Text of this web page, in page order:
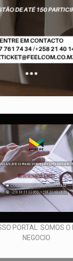
PORTAL: SOMOS O
NEGOCIO